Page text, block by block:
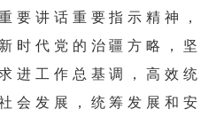
要讲话重要指示精神，
时代党的治疆方略，坚
进工作总基调，高效统
会发展，统筹发展和安